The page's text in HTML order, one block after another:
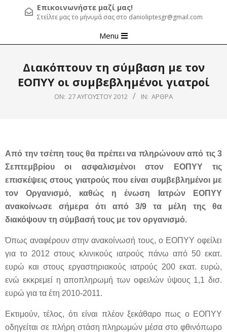
Επικοινωνήστε μαζί μας!
Στείλτε μας το μήνυμά σας στο danioliptesgr@gmail.com
Navigation
Menu
Διακόπτουν τη σύμβαση με τον
ΕΟΠΥΥ οι συμβεβλημένοι γιατροί
ON: 27 ΑΥΓΟΎΣΤΟΥ 2012 IN: ΆΡΘΡΑ
Από την τσέπη τους θα πρέπει να πληρώνουν από τις 3
Σεπτεμβρίου οι ασφαλισμένοι στον ΕΟΠΥΥ τις
επισκέψεις στους γιατρούς που είναι συμβεβλημένοι με
τον Οργανισμό, καθώς η ένωση Ιατρών ΕΟΠΥΥ
ανακοίνωσε σήμερα ότι από 3/9 τα μέλη της θα
διακόψουν τη σύμβασή τους με τον οργανισμό.
Όπως αναφέρουν στην ανακοίνωσή τους, ο ΕΟΠΥΥ οφείλει
για το 2012 στους κλινικούς ιατρούς πάνω από 50 εκατ.
ευρώ και στους εργαστηριακούς ιατρούς 200 εκατ. ευρώ,
ενώ εκκρεμεί η αποπληρωμή των οφειλών ύψους 1,1 δισ.
ευρώ για τα έτη 2010-2011.
Εκτιμούν, τέλος, ότι είναι πλέον ξεκάθαρο πως ο ΕΟΠΥΥ
οδηγείται σε πλήρη στάση πληρωμών μέσα στο φθινόπωρο